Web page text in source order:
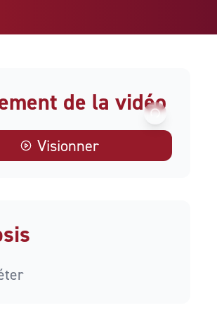
de la vidéo
Visionner